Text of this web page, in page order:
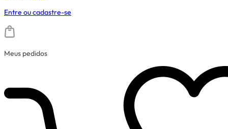
Entre oucadastre-se
Meus pedidos